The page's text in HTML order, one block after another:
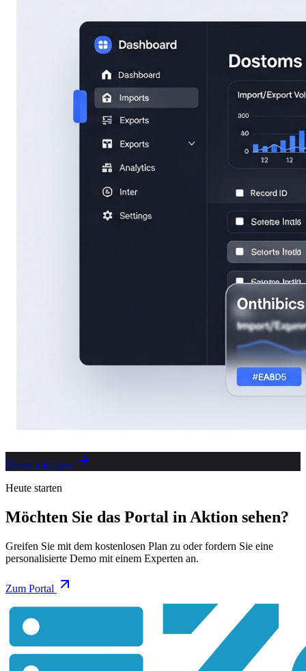
Demo anfragen
Heute starten
Möchten Sie das Portal in Aktion sehen?
Greifen Sie mit dem kostenlosen Plan zu oder fordern Sie eine
personalisierte Demo mit einem Experten an.
Zum Portal